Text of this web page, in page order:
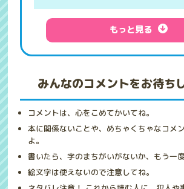
もっと見る
みんなのコメントをお待ち
コメントは、心をこめてかいてね。
本に関係ないことや、めちゃくちゃなコメ
よ。
書いたら、字のまちがいがないか、もう一
絵文字は使えないので注意してね。